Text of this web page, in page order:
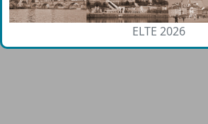
ELTE 2026